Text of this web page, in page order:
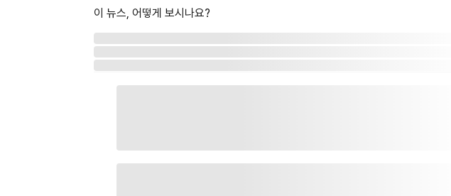
이 뉴스, 어떻게 보시나요?